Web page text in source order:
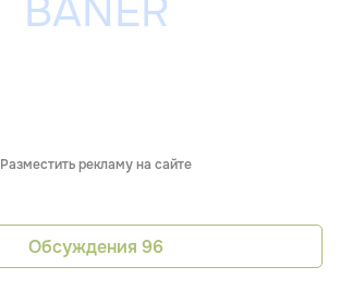
Разместить рекламу на сайте
Обсуждения 96